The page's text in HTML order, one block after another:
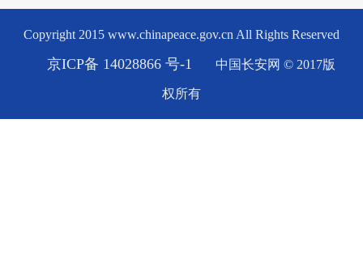
Copyright 2015 www.chinapeace.gov.cn All Rights Reserved
京ICP备 14028866 号-1 中国长安网 © 2017版
权所有